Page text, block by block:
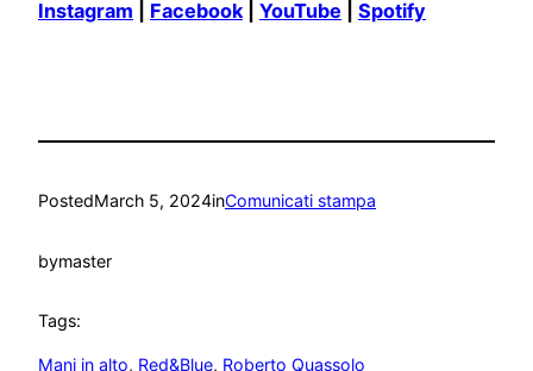
Instagram Facebook YouTube Spotify
PostedMarch 5, 2024inComunicati stampa
bymaster
Tags:
Mani in alto, Red&Blue, Roberto Quassolo